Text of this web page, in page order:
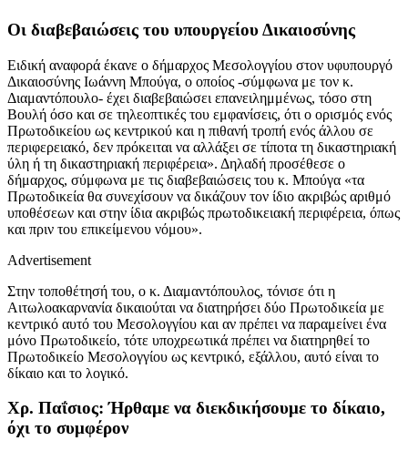
Οι διαβεβαιώσεις του υπουργείου Δικαιοσύνης
Ειδική αναφορά έκανε ο δήμαρχος Μεσολογγίου στον υφυπουργό
Δικαιοσύνης Ιωάννη Μπούγα, ο οποίος -σύμφωνα με τον κ.
Διαμαντόπουλο- έχει διαβεβαιώσει επανειλημμένως, τόσο στη
Βουλή όσο και σε τηλεοπτικές του εμφανίσεις, ότι ο ορισμός ενός
Πρωτοδικείου ως κεντρικού και η πιθανή τροπή ενός άλλου σε
περιφερειακό, δεν πρόκειται να αλλάξει σε τίποτα τη δικαστηριακή
ύλη ή τη δικαστηριακή περιφέρεια». Δηλαδή προσέθεσε ο
δήμαρχος, σύμφωνα με τις διαβεβαιώσεις του κ. Μπούγα «τα
Πρωτοδικεία θα συνεχίσουν να δικάζουν τον ίδιο ακριβώς αριθμό
υποθέσεων και στην ίδια ακριβώς πρωτοδικειακή περιφέρεια, όπως
και πριν του επικείμενου νόμου».
Advertisement
Στην τοποθέτησή του, ο κ. Διαμαντόπουλος, τόνισε ότι η
Αιτωλοακαρνανία δικαιούται να διατηρήσει δύο Πρωτοδικεία με
κεντρικό αυτό του Μεσολογγίου και αν πρέπει να παραμείνει ένα
μόνο Πρωτοδικείο, τότε υποχρεωτικά πρέπει να διατηρηθεί το
Πρωτοδικείο Μεσολογγίου ως κεντρικό, εξάλλου, αυτό είναι το
δίκαιο και το λογικό.
Χρ. Παΐσιος: Ήρθαμε να διεκδικήσουμε το δίκαιο,
όχι το συμφέρον